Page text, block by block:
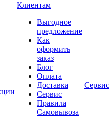
Клиентам
Выгодное
предложение
Как
оформить
заказ
Блог
Оплата
Доставка
Сервис
Правила
Самовывоза
Сервис